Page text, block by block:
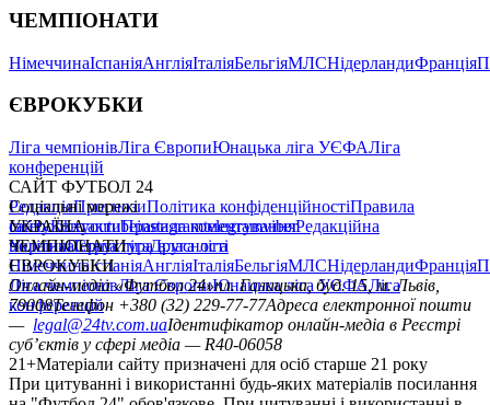
ЧЕМПІОНАТИ
НімеччинаІспаніяАнгліяІталіяБельгіяМЛСНідерландиФранція
ЄВРОКУБКИ
Ліга чемпіонівЛіга ЄвропиЮнацька ліга УЄФАЛіга
конференцій
САЙТ ФУТБОЛ 24
РедакціяПрогнозиПолітика конфіденційностіПравила
сайтуКонтактиПравила коментуванняРедакційна
політикаСтруктура власності
Соціальні мережі
facebookxyoutubeinstagramtelegramviber
УКРАЇНА
УкраїнаПерша лігаДруга ліга
ЧЕМПІОНАТИ
НімеччинаІспаніяАнгліяІталіяБельгіяМЛСНідерландиФранція
ЄВРОКУБКИ
Ліга чемпіонівЛіга ЄвропиЮнацька ліга УЄФАЛіга
конференцій
Онлайн-медіа «Футбол 24»пл. Галицька, буд. 15, м. Львів,
79008Телефон +380 (32) 229-77-77Адреса електронної пошти
— legal@24tv.com.uaІдентифікатор онлайн-медіа в Реєстрі
суб’єктів у сфері медіа — R40-06058
21+Матеріали сайту призначені для осіб старше 21 року
При цитуванні і використанні будь-яких матеріалів посилання